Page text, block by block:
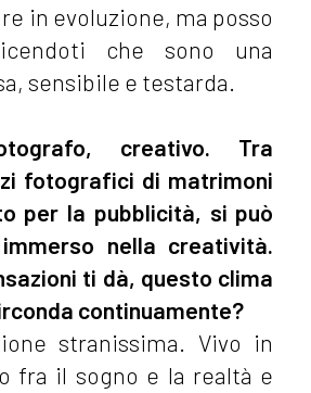
in evoluzione, ma posso
che sono una
sensibile e testarda.
creativo. Tra
fotografici di matrimoni
per la pubblicità, si può
nella creatività.
ti dà, questo clima
continuamente?
stranissima. Vivo in
fra il sogno e la realtà e